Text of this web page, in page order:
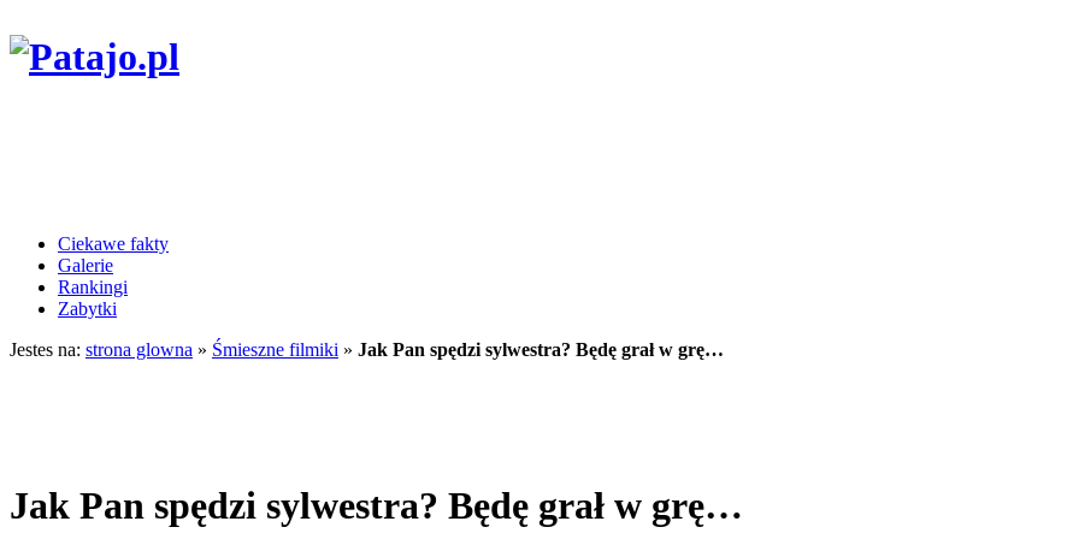
Ciekawe fakty
Galerie
Rankingi
Zabytki
Jestes na: strona glowna » Śmieszne filmiki » Jak Pan spędzi sylwestra? Będę grał w grę…
Jak Pan spędzi sylwestra? Będę grał w grę…